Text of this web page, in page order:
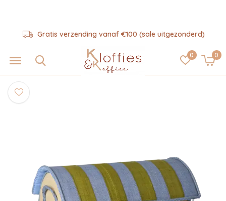
0 0
Gratis verzending vanaf €100 (sale uitgezonderd)